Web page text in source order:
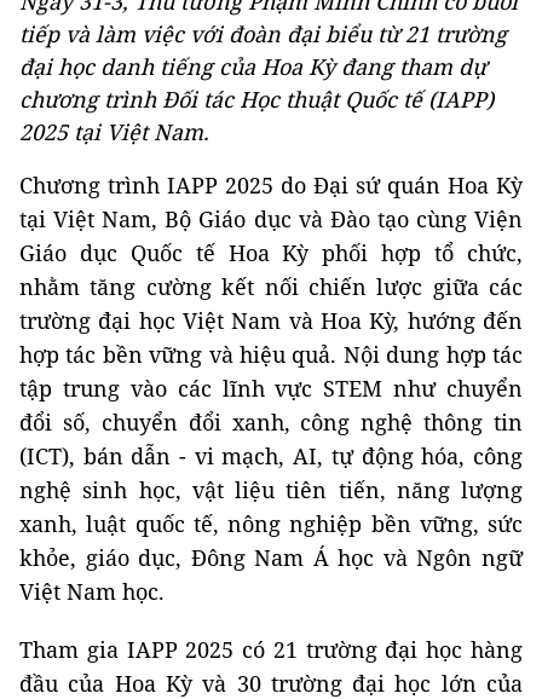
tiếp và làm việc với đoàn đại biểu từ 21 trường
đại học danh tiếng của Hoa Kỳ đang tham dự
chương trình Đối tác Học thuật Quốc tế (IAPP)
2025 tại Việt Nam.
Chương trình IAPP 2025 do Đại sứ quán Hoa Kỳ
tại Việt Nam, Bộ Giáo dục và Đào tạo cùng Viện
Giáo dục Quốc tế Hoa Kỳ phối hợp tổ chức,
nhằm tăng cường kết nối chiến lược giữa các
trường đại học Việt Nam và Hoa Kỳ, hướng đến
hợp tác bền vững và hiệu quả. Nội dung hợp tác
tập trung vào các lĩnh vực STEM như chuyển
đổi số, chuyển đổi xanh, công nghệ thông tin
(ICT), bán dẫn - vi mạch, AI, tự động hóa, công
nghệ sinh học, vật liệu tiên tiến, năng lượng
xanh, luật quốc tế, nông nghiệp bền vững, sức
khỏe, giáo dục, Đông Nam Á học và Ngôn ngữ
Việt Nam học.
Tham gia IAPP 2025 có 21 trường đại học hàng
đầu của Hoa Kỳ và 30 trường đại học lớn của